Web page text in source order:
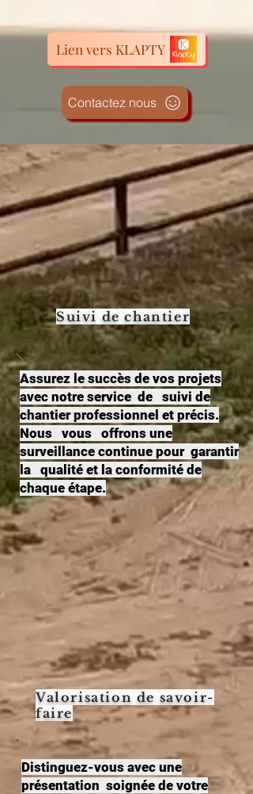
Lien vers KLAPTY
Contactez nous
Suivi de chantier
Assurez le succès de vos projets
avec notre service de suivi de
chantier professionnel et précis.
Nous vous offrons une
surveillance continue pour garantir
la qualité et la conformité de
chaque étape.
Valorisation de savoir-
faire
Distinguez-vous avec une
présentation soignée de votre